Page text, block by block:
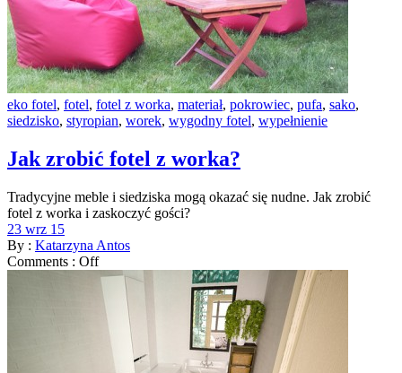
eko fotel, fotel, fotel z worka, materiał, pokrowiec, pufa, sako,
siedzisko, styropian, worek, wygodny fotel, wypełnienie
Jak zrobić fotel z worka?
Tradycyjne meble i siedziska mogą okazać się nudne. Jak zrobić
fotel z worka i zaskoczyć gości?
23 wrz 15
By : Katarzyna Antos
Comments : Off